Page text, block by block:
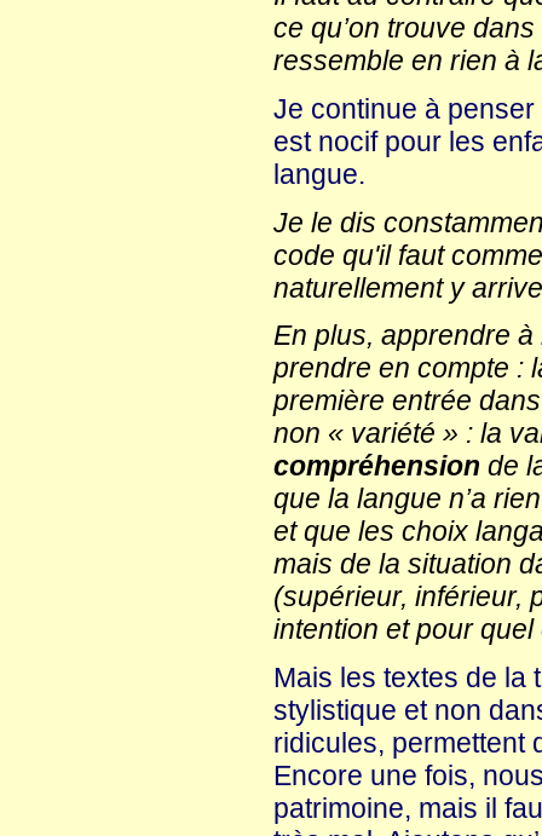
ce qu’on trouve
ressemble en rien à
Je continue à
est nocif pour les
langue.
Je le dis
code qu'il faut
naturellement y
En plus, apprendre
prendre en compte :
première entrée
non « variété » : la
compréhension de
que la langue n’a
et que les choix
mais de la situation
(supérieur, inférieur,
intention et pour quel
Mais les textes de la
stylistique et non
ridicules, permettent
Encore une fois,
patrimoine, mais il